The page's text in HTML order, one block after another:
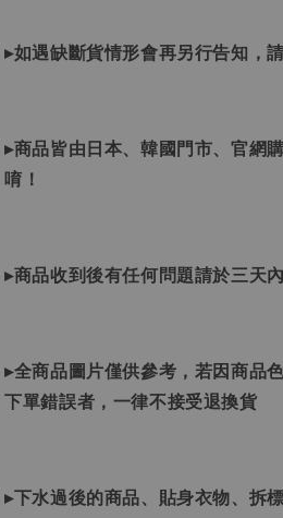
▸如遇缺斷貨情形會再另行告知，
▸商品皆由日本、韓國門市、官網
唷！
▸商品收到後有任何問題請於三天
▸全商品圖片僅供參考，若因商品
下單錯誤者，一律不接受退換貨
▸下水過後的商品、貼身衣物、拆